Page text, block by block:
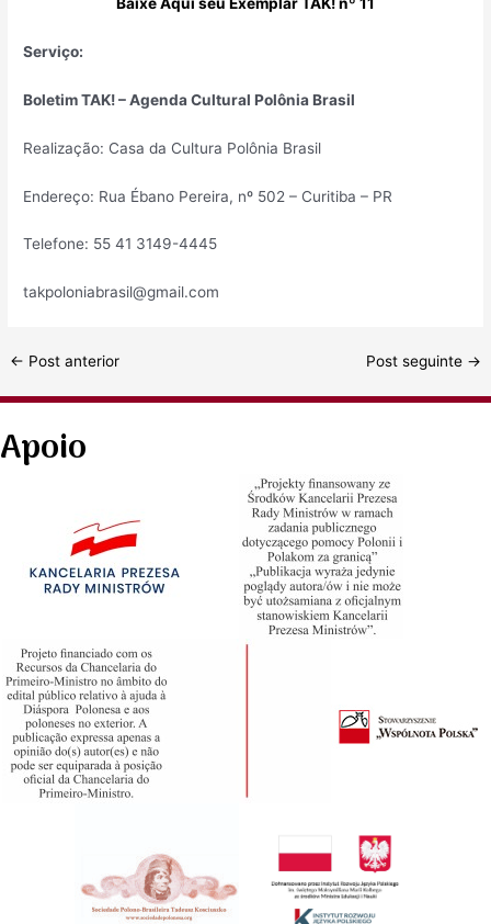
Serviço:
Boletim TAK! – Agenda Cultural Polônia Brasil
Realização: Casa da Cultura Polônia Brasil
Endereço: Rua Ébano Pereira, nº 502 – Curitiba – PR
Telefone: 55 41 3149-4445
takpoloniabrasil@gmail.com
Post
← Post anterior Post seguinte →
Apoio